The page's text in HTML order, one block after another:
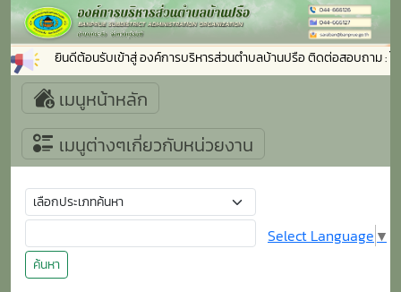
ยินดีต้อนรับเข้าสู่ องค์การบริหารส่วนตำบลบ้านปรือ ติดต่อสอบถาม : โ
เมนูหน้าหลัก
เมนูต่างๆเกี่ยวกับหน่วยงาน
ค้นหา
Select Language ▼